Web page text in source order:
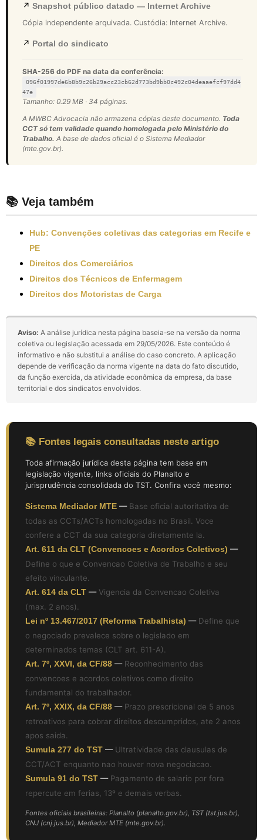
↗ Snapshot público datado — Internet Archive
Cópia independente arquivada. Custódia: Internet Archive.
↗ Portal do sindicato
SHA-256 do PDF na data da conferência:
096f01997de6b8b9c26b29acc23cb62d773bd9bb0c492c04deaaefcf97dd4
47e
Tamanho: 0.29 MB · 34 páginas.
A MWBC Advocacia não armazena cópias deste documento. Toda
CCT só tem validade quando homologada pelo Ministério do
Trabalho. A base de dados oficial é o Sistema Mediador
(mte.gov.br).
📚 Veja também
Hub: Convenções coletivas das categorias em Recife e
PE
Direitos dos Comerciários
Direitos dos Técnicos de Enfermagem
Direitos dos Motoristas de Carga
Aviso: A análise jurídica nesta página baseia-se na versão da norma
coletiva ou legislação acessada em 29/05/2026. Este conteúdo é
informativo e não substitui a análise do caso concreto. A aplicação
depende de verificação da norma vigente na data do fato discutido,
da função exercida, da atividade econômica da empresa, da base
territorial e dos sindicatos envolvidos.
📚 Fontes legais consultadas neste artigo
Toda afirmação jurídica desta página tem base em
legislação vigente, links oficiais do Planalto e
jurisprudência consolidada do TST. Confira você mesmo:
Sistema Mediador MTE — Base oficial autoritativa de
todas as CCTs/ACTs homologadas no Brasil. Voce
confere a CCT da sua categoria diretamente la.
Art. 611 da CLT (Convencoes e Acordos Coletivos) —
Define o que e Convencao Coletiva de Trabalho e seu
efeito vinculante.
Art. 614 da CLT — Vigencia da Convencao Coletiva
(max. 2 anos).
Lei nº 13.467/2017 (Reforma Trabalhista) — Define que
o negociado prevalece sobre o legislado em
determinados temas (CLT art. 611-A).
Art. 7º, XXVI, da CF/88 — Reconhecimento das
convencoes e acordos coletivos como direito
fundamental do trabalhador.
Art. 7º, XXIX, da CF/88 — Prazo prescricional de 5 anos
retroativos para cobrar direitos descumpridos, ate 2 anos
apos saida.
Sumula 277 do TST — Ultratividade das clausulas de
CCT/ACT enquanto nao houver nova negociacao.
Sumula 91 do TST — Pagamento de salario por fora
repercute em ferias, 13º e demais verbas.
Fontes oficiais brasileiras: Planalto (planalto.gov.br), TST (tst.jus.br),
CNJ (cnj.jus.br), Mediador MTE (mte.gov.br).